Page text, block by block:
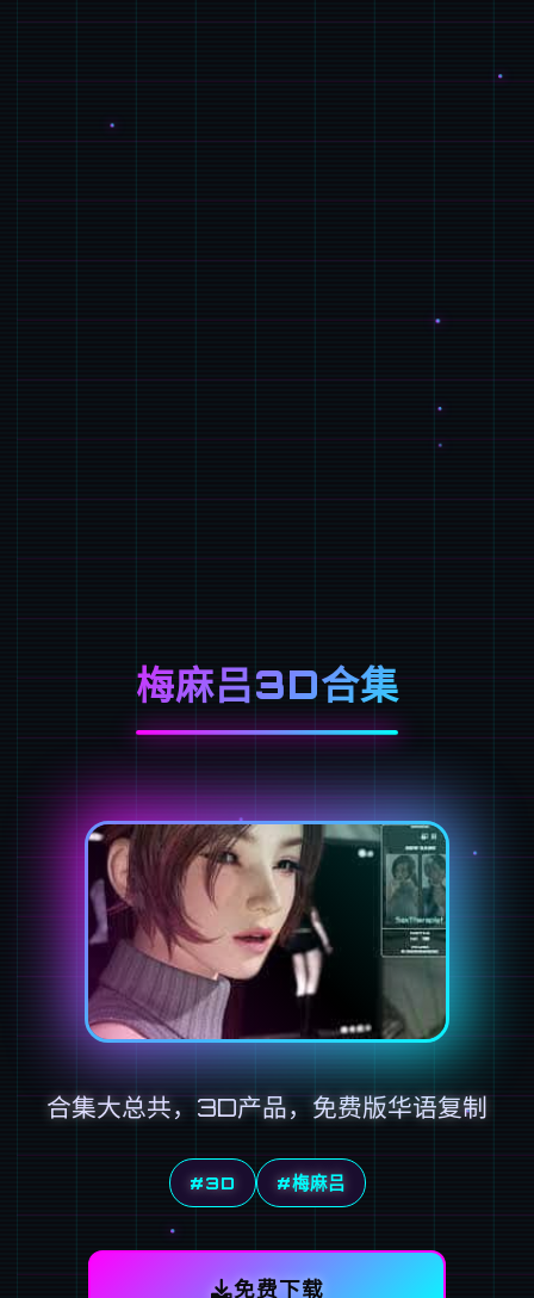
梅麻吕3D合集
合集大总共，3D产品，免费版华语复制
#3D #梅麻吕
免费下载